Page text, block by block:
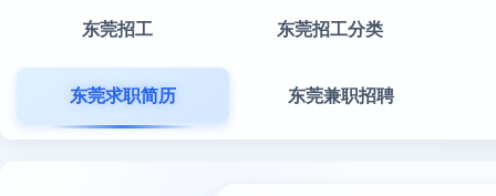
东莞招工 东莞招工分类
东莞求职简历 东莞兼职招聘